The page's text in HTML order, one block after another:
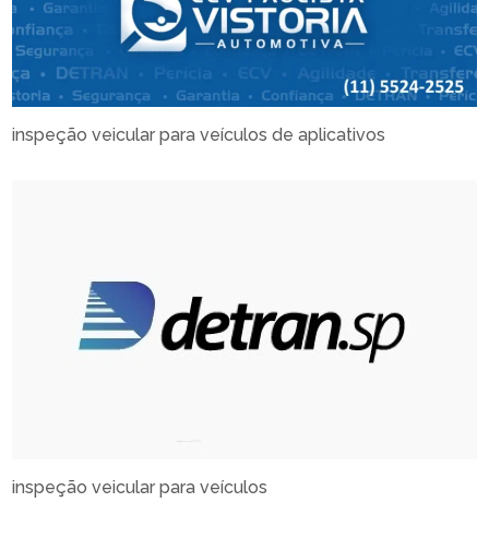
inspeção veicular para veículos de aplicativos
inspeção veicular para veículos